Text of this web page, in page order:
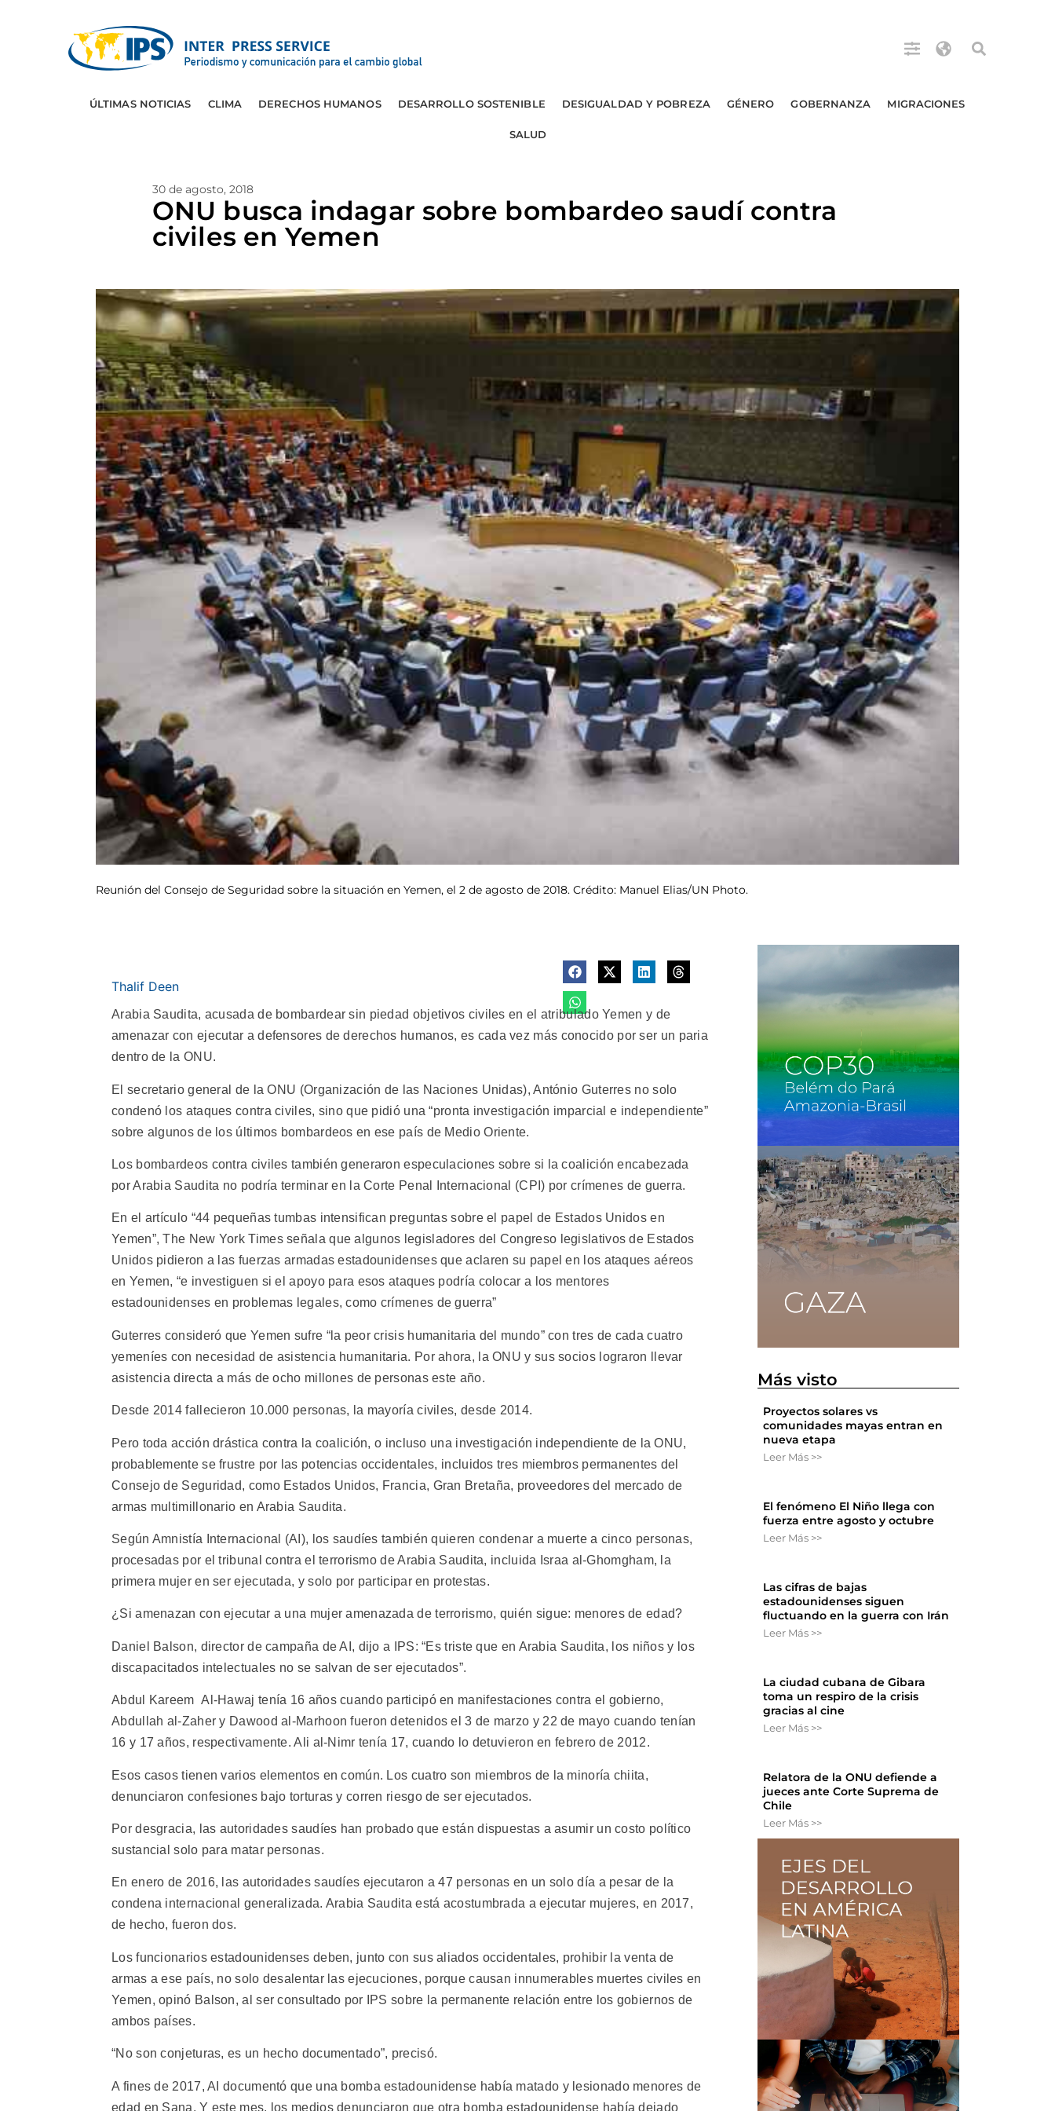
ÚLTIMAS NOTICIAS CLIMA DERECHOS HUMANOS DESARROLLO SOSTENIBLE DESIGUALDAD Y POBREZA GÉNERO GOBERNANZA MIGRACIONES
SALUD
30 de agosto, 2018
ONU busca indagar sobre bombardeo saudí contra
civiles en Yemen
Reunión del Consejo de Seguridad sobre la situación en Yemen, el 2 de agosto de 2018. Crédito: Manuel Elias/UN Photo.
Thalif Deen
Arabia Saudita, acusada de bombardear sin piedad objetivos civiles en el atribulado Yemen y de
amenazar con ejecutar a defensores de derechos humanos, es cada vez más conocido por ser un paria
dentro de la ONU.
El secretario general de la ONU (Organización de las Naciones Unidas), António Guterres no solo
condenó los ataques contra civiles, sino que pidió una “pronta investigación imparcial e independiente”
sobre algunos de los últimos bombardeos en ese país de Medio Oriente.
Los bombardeos contra civiles también generaron especulaciones sobre si la coalición encabezada
por Arabia Saudita no podría terminar en la Corte Penal Internacional (CPI) por crímenes de guerra.
En el artículo “44 pequeñas tumbas intensifican preguntas sobre el papel de Estados Unidos en
Yemen”, The New York Times señala que algunos legisladores del Congreso legislativos de Estados
Unidos pidieron a las fuerzas armadas estadounidenses que aclaren su papel en los ataques aéreos
en Yemen, “e investiguen si el apoyo para esos ataques podría colocar a los mentores
estadounidenses en problemas legales, como crímenes de guerra”
Guterres consideró que Yemen sufre “la peor crisis humanitaria del mundo” con tres de cada cuatro
yemeníes con necesidad de asistencia humanitaria. Por ahora, la ONU y sus socios lograron llevar
asistencia directa a más de ocho millones de personas este año.
Desde 2014 fallecieron 10.000 personas, la mayoría civiles, desde 2014.
Pero toda acción drástica contra la coalición, o incluso una investigación independiente de la ONU,
probablemente se frustre por las potencias occidentales, incluidos tres miembros permanentes del
Consejo de Seguridad, como Estados Unidos, Francia, Gran Bretaña, proveedores del mercado de
armas multimillonario en Arabia Saudita.
Según Amnistía Internacional (AI), los saudíes también quieren condenar a muerte a cinco personas,
procesadas por el tribunal contra el terrorismo de Arabia Saudita, incluida Israa al-Ghomgham, la
primera mujer en ser ejecutada, y solo por participar en protestas.
¿Si amenazan con ejecutar a una mujer amenazada de terrorismo, quién sigue: menores de edad?
Daniel Balson, director de campaña de AI, dijo a IPS: “Es triste que en Arabia Saudita, los niños y los
discapacitados intelectuales no se salvan de ser ejecutados”.
Abdul Kareem Al-Hawaj tenía 16 años cuando participó en manifestaciones contra el gobierno,
Abdullah al-Zaher y Dawood al-Marhoon fueron detenidos el 3 de marzo y 22 de mayo cuando tenían
16 y 17 años, respectivamente. Ali al-Nimr tenía 17, cuando lo detuvieron en febrero de 2012.
Esos casos tienen varios elementos en común. Los cuatro son miembros de la minoría chiita,
denunciaron confesiones bajo torturas y corren riesgo de ser ejecutados.
Por desgracia, las autoridades saudíes han probado que están dispuestas a asumir un costo político
sustancial solo para matar personas.
En enero de 2016, las autoridades saudíes ejecutaron a 47 personas en un solo día a pesar de la
condena internacional generalizada. Arabia Saudita está acostumbrada a ejecutar mujeres, en 2017,
de hecho, fueron dos.
Los funcionarios estadounidenses deben, junto con sus aliados occidentales, prohibir la venta de
armas a ese país, no solo desalentar las ejecuciones, porque causan innumerables muertes civiles en
Yemen, opinó Balson, al ser consultado por IPS sobre la permanente relación entre los gobiernos de
ambos países.
“No son conjeturas, es un hecho documentado”, precisó.
A fines de 2017, AI documentó que una bomba estadounidense había matado y lesionado menores de
edad en Sana. Y este mes, los medios denunciaron que otra bomba estadounidense había dejado
Más visto
Proyectos solares vs
comunidades mayas entran en
nueva etapa
Leer Más >>
El fenómeno El Niño llega con
fuerza entre agosto y octubre
Leer Más >>
Las cifras de bajas
estadounidenses siguen
fluctuando en la guerra con Irán
Leer Más >>
La ciudad cubana de Gibara
toma un respiro de la crisis
gracias al cine
Leer Más >>
Relatora de la ONU defiende a
jueces ante Corte Suprema de
Chile
Leer Más >>